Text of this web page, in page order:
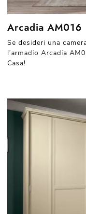
Arcadia AM016
Se desideri una
l'armadio Arcadia
Casa!